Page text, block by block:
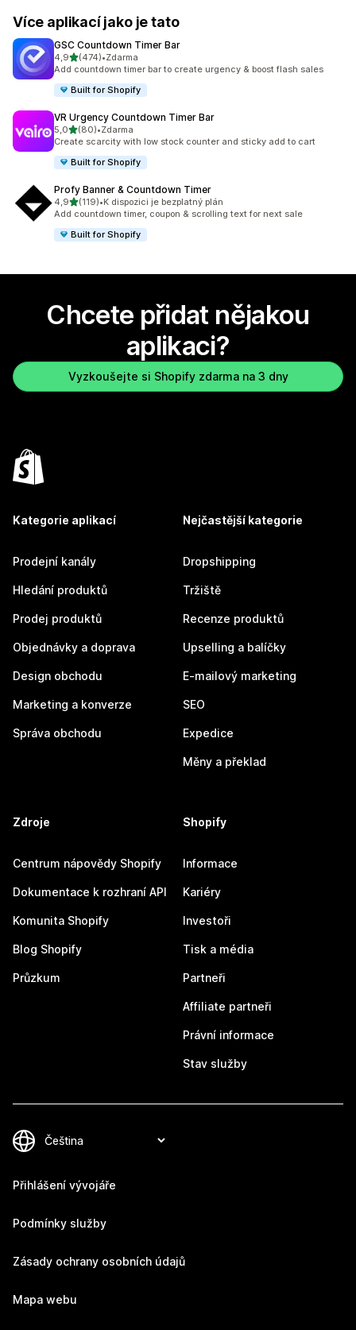
Více aplikací jako je tato
GSC Countdown Timer Bar
4,9z 5 hvězd
(474)
Celkový počet recenzí: 474
•Zdarma
Add countdown timer bar to create urgency & boost flash sales
Built for Shopify
VR Urgency Countdown Timer Bar
5,0z 5 hvězd
(80)
Celkový počet recenzí: 80
•Zdarma
Create scarcity with low stock counter and sticky add to cart
Built for Shopify
Profy Banner & Countdown Timer
4,9z 5 hvězd
(119)
Celkový počet recenzí: 119
•K dispozici je bezplatný plán
Add countdown timer, coupon & scrolling text for next sale
Built for Shopify
Chcete přidat nějakou
aplikaci?
Vyzkoušejte si Shopify zdarma na 3 dny
Kategorie aplikací
Prodejní kanály
Hledání produktů
Prodej produktů
Objednávky a doprava
Design obchodu
Marketing a konverze
Správa obchodu
Nejčastější kategorie
Dropshipping
Tržiště
Recenze produktů
Upselling a balíčky
E-mailový marketing
SEO
Expedice
Měny a překlad
Zdroje
Centrum nápovědy Shopify
Dokumentace k rozhraní API
Komunita Shopify
Blog Shopify
Průzkum
Shopify
Informace
Kariéry
Investoři
Tisk a média
Partneři
Affiliate partneři
Právní informace
Stav služby
Přihlášení vývojáře
Podmínky služby
Zásady ochrany osobních údajů
Mapa webu